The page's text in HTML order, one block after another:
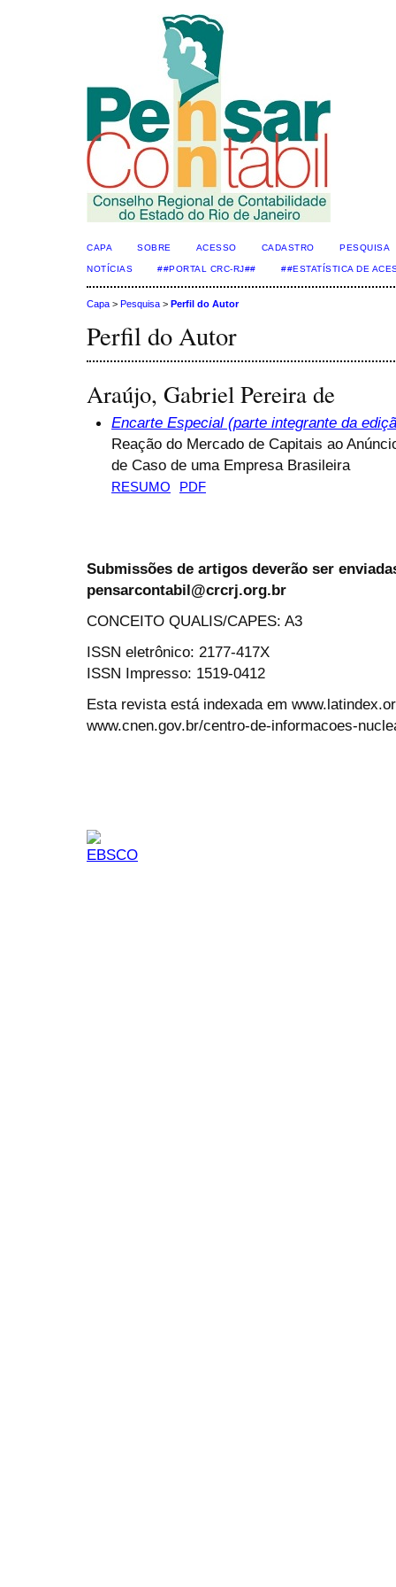
CAPA SOBRE ACESSO CADASTRO PESQUISA
NOTÍCIAS ##PORTAL CRC-RJ## ##ESTATÍSTICA DE
Capa > Pesquisa > Perfil do Autor
Perfil do Autor
Araújo, Gabriel Pereira de
Encarte Especial (parte integrante da
Reação do Mercado de Capitais ao
de Caso de uma Empresa Brasileira
RESUMO PDF
Submissões de artigos deverão ser
pensarcontabil@crcrj.org.br
CONCEITO QUALIS/CAPES: A3
ISSN eletrônico: 2177-417X
ISSN Impresso: 1519-0412
Esta revista está indexada em
www.cnen.gov.br/centro-de-informacoes-